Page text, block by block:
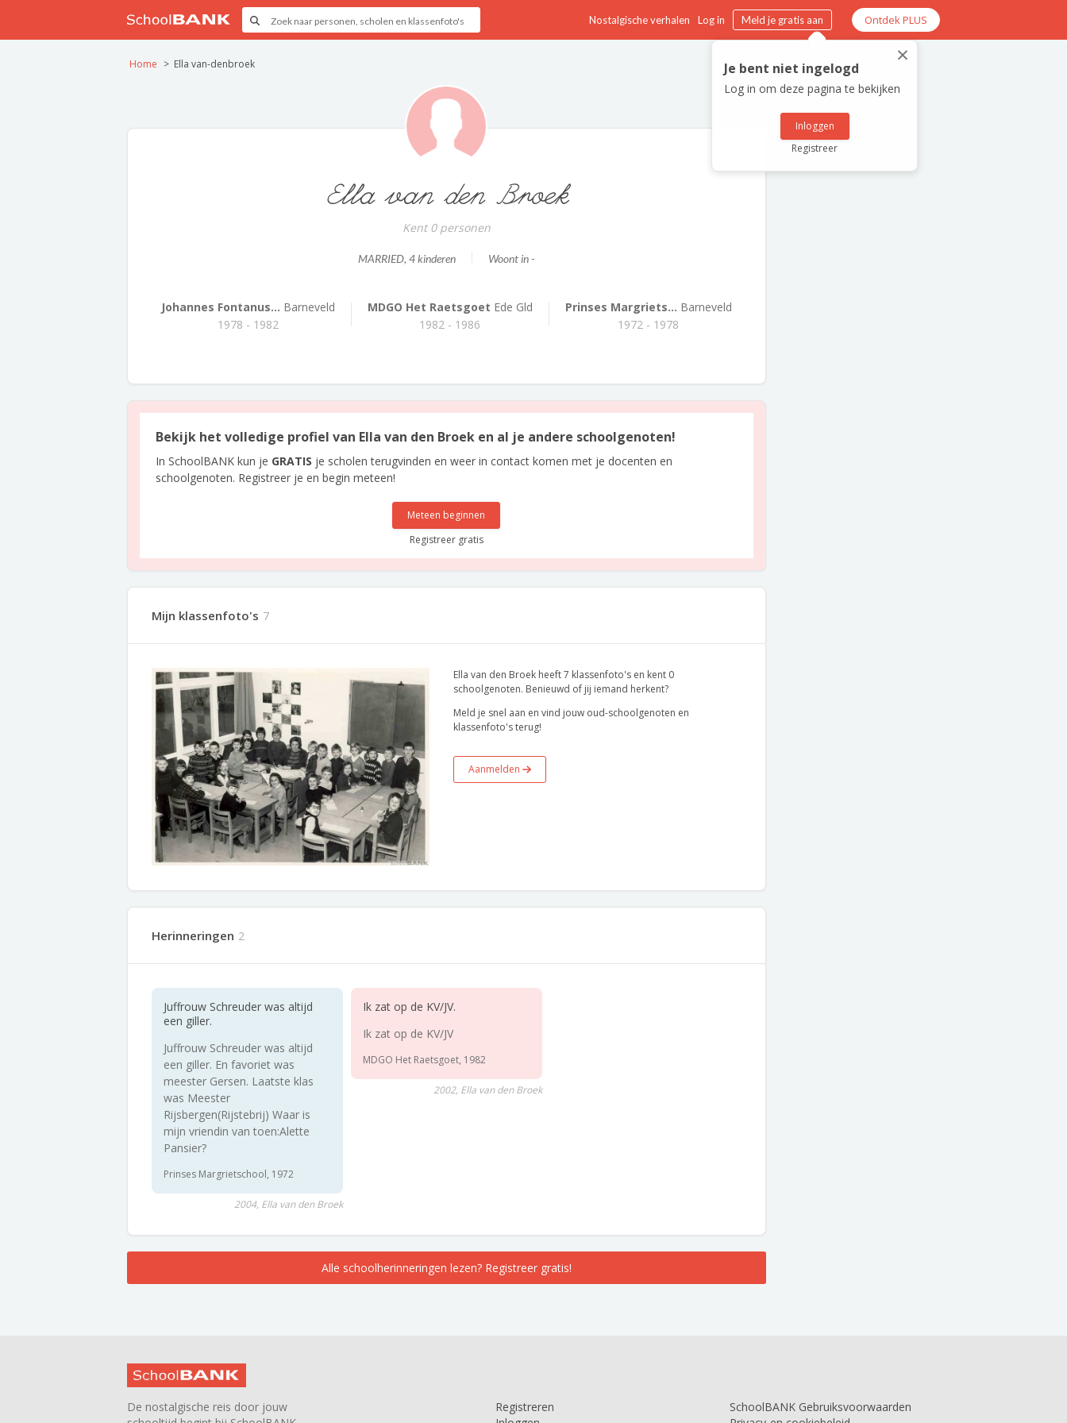
Nostalgische verhalen Log in Meld je gratis aan Ontdek PLUS
×
Je bent niet ingelogd
Log in om deze pagina te bekijken
Inloggen
Registreer
Home Ella van-denbroek
Ella van den Broek
Kent 0 personen
MARRIED, 4 kinderen Woont in -
Johannes Fontanus... Barneveld
1978 - 1982
MDGO Het Raetsgoet Ede Gld
1982 - 1986
Prinses Margriets... Barneveld
1972 - 1978
Bekijk het volledige profiel van Ella van den Broek en al je andere schoolgenoten!
In SchoolBANK kun je GRATIS je scholen terugvinden en weer in contact komen met je docenten en
schoolgenoten. Registreer je en begin meteen!
Meteen beginnen
Registreer gratis
Mijn klassenfoto's 7
Ella van den Broek heeft 7 klassenfoto's en kent 0
schoolgenoten. Benieuwd of jij iemand herkent?
Meld je snel aan en vind jouw oud-schoolgenoten en
klassenfoto's terug!
Aanmelden
Herinneringen 2
Juffrouw Schreuder was altijd
een giller.
Juffrouw Schreuder was altijd
een giller. En favoriet was
meester Gersen. Laatste klas
was Meester
Rijsbergen(Rijstebrij) Waar is
mijn vriendin van toen:Alette
Pansier?
Prinses Margrietschool, 1972
2004, Ella van den Broek
Ik zat op de KV/JV.
Ik zat op de KV/JV
MDGO Het Raetsgoet, 1982
2002, Ella van den Broek
Alle schoolherinneringen lezen? Registreer gratis!
De nostalgische reis door jouw
Registreren
SchoolBANK Gebruiksvoorwaarden